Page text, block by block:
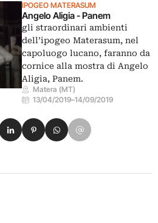
IPOGEO MATERASUM
Angelo Aligia - Panem
gli straordinari ambienti
dell’ipogeo Materasum, nel
capoluogo lucano, faranno da
cornice alla mostra di Angelo
Aligia, Panem.
Matera (MT)
13/04/2019–14/09/2019
Facebook
su Xsu LinkedIn
Condividi su Pinterest
Condividi su WhatsApp
Condividi su Email